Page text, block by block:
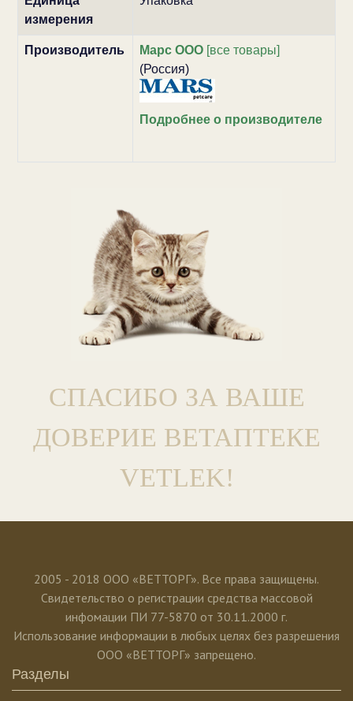
измерения
Производитель Марс ООО[все товары]
(Россия)
Подробнее о производителе
СПАСИБО ЗА ВАШЕ
ДОВЕРИЕ ВЕТАПТЕКЕ
VETLEK!
2005 - 2018 ООО «ВЕТТОРГ». Все права защищены.
Свидетельство о регистрации средства массовой
инфомации ПИ 77-5870 от 30.11.2000 г.
Использование информации в любых целях без разрешения
ООО «ВЕТТОРГ» запрещено.
Разделы